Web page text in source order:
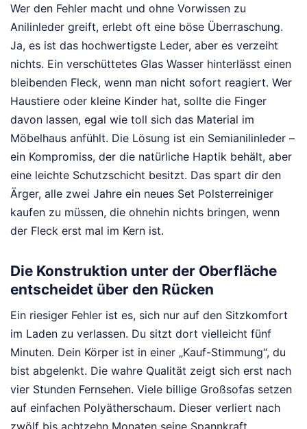
Wer den Fehler macht und ohne Vorwissen zu
Anilinleder greift, erlebt oft eine böse Überraschung.
Ja, es ist das hochwertigste Leder, aber es verzeiht
nichts. Ein verschüttetes Glas Wasser hinterlässt einen
bleibenden Fleck, wenn man nicht sofort reagiert. Wer
Haustiere oder kleine Kinder hat, sollte die Finger
davon lassen, egal wie toll sich das Material im
Möbelhaus anfühlt. Die Lösung ist ein Semianilinleder –
ein Kompromiss, der die natürliche Haptik behält, aber
eine leichte Schutzschicht besitzt. Das spart dir den
Ärger, alle zwei Jahre ein neues Set Polsterreiniger
kaufen zu müssen, die ohnehin nichts bringen, wenn
der Fleck erst mal im Kern ist.
Die Konstruktion unter der Oberfläche
entscheidet über den Rücken
Ein riesiger Fehler ist es, sich nur auf den Sitzkomfort
im Laden zu verlassen. Du sitzt dort vielleicht fünf
Minuten. Dein Körper ist in einer „Kauf-Stimmung“, du
bist abgelenkt. Die wahre Qualität zeigt sich erst nach
vier Stunden Fernsehen. Viele billige Großsofas setzen
auf einfachen Polyätherschaum. Dieser verliert nach
zwölf bis achtzehn Monaten seine Spannkraft.